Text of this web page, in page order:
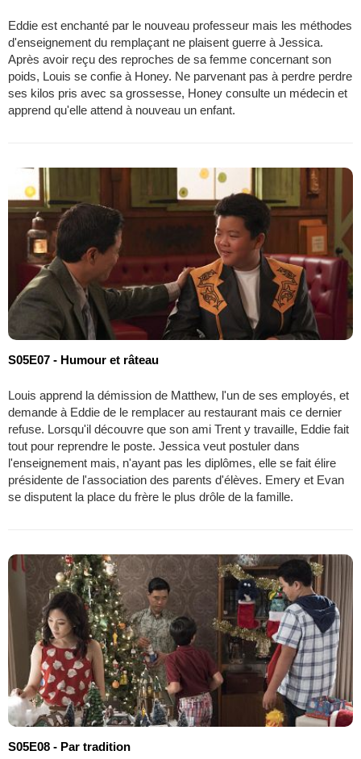
Eddie est enchanté par le nouveau professeur mais les méthodes
d'enseignement du remplaçant ne plaisent guerre à Jessica.
Après avoir reçu des reproches de sa femme concernant son
poids, Louis se confie à Honey. Ne parvenant pas à perdre perdre
ses kilos pris avec sa grossesse, Honey consulte un médecin et
apprend qu'elle attend à nouveau un enfant.
S05E07 - Humour et râteau
Louis apprend la démission de Matthew, l'un de ses employés, et
demande à Eddie de le remplacer au restaurant mais ce dernier
refuse. Lorsqu'il découvre que son ami Trent y travaille, Eddie fait
tout pour reprendre le poste. Jessica veut postuler dans
l'enseignement mais, n'ayant pas les diplômes, elle se fait élire
présidente de l'association des parents d'élèves. Emery et Evan
se disputent la place du frère le plus drôle de la famille.
S05E08 - Par tradition